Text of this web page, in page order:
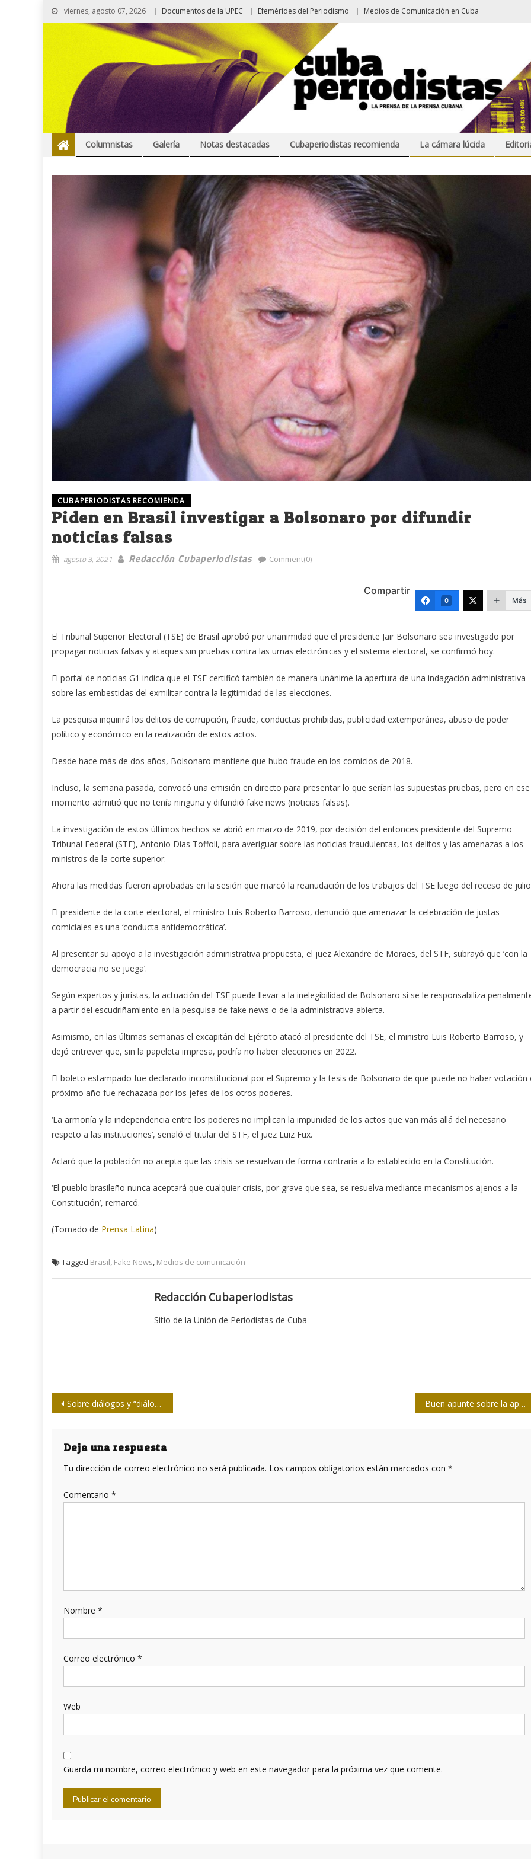
viernes, agosto 07, 2026 Documentos de la UPEC Efemérides del Periodismo Medios de Comunicación en Cuba
Columnistas Galería Notas destacadas Cubaperiodistas recomienda La cámara lúcida
CUBAPERIODISTAS RECOMIENDA
Piden en Brasil investigar a Bolsonaro por difundir
noticias falsas
agosto 3, 2021 Redacción Cubaperiodistas Comment(0)
Compartir
0 Más
El Tribunal Superior Electoral (TSE) de Brasil aprobó por unanimidad que el presidente Jair Bolsonaro sea investigado por
propagar noticias falsas y ataques sin pruebas contra las urnas electrónicas y el sistema electoral, se confirmó hoy.
El portal de noticias G1 indica que el TSE certificó también de manera unánime la apertura de una indagación administrativa
sobre las embestidas del exmilitar contra la legitimidad de las elecciones.
La pesquisa inquirirá los delitos de corrupción, fraude, conductas prohibidas, publicidad extemporánea, abuso de poder
político y económico en la realización de estos actos.
Desde hace más de dos años, Bolsonaro mantiene que hubo fraude en los comicios de 2018.
Incluso, la semana pasada, convocó una emisión en directo para presentar lo que serían las supuestas pruebas, pero en ese
momento admitió que no tenía ninguna y difundió fake news (noticias falsas).
La investigación de estos últimos hechos se abrió en marzo de 2019, por decisión del entonces presidente del Supremo
Tribunal Federal (STF), Antonio Dias Toffoli, para averiguar sobre las noticias fraudulentas, los delitos y las amenazas a los
ministros de la corte superior.
Ahora las medidas fueron aprobadas en la sesión que marcó la reanudación de los trabajos del TSE luego del receso de
El presidente de la corte electoral, el ministro Luis Roberto Barroso, denunció que amenazar la celebración de justas
comiciales es una ‘conducta antidemocrática’.
Al presentar su apoyo a la investigación administrativa propuesta, el juez Alexandre de Moraes, del STF, subrayó que ‘con la
democracia no se juega’.
Según expertos y juristas, la actuación del TSE puede llevar a la inelegibilidad de Bolsonaro si se le responsabiliza
a partir del escudriñamiento en la pesquisa de fake news o de la administrativa abierta.
Asimismo, en las últimas semanas el excapitán del Ejército atacó al presidente del TSE, el ministro Luis Roberto Barroso, y
dejó entrever que, sin la papeleta impresa, podría no haber elecciones en 2022.
El boleto estampado fue declarado inconstitucional por el Supremo y la tesis de Bolsonaro de que puede no haber votación
próximo año fue rechazada por los jefes de los otros poderes.
‘La armonía y la independencia entre los poderes no implican la impunidad de los actos que van más allá del necesario
respeto a las instituciones’, señaló el titular del STF, el juez Luiz Fux.
Aclaró que la población no acepta que las crisis se resuelvan de forma contraria a lo establecido en la Constitución.
‘El pueblo brasileño nunca aceptará que cualquier crisis, por grave que sea, se resuelva mediante mecanismos ajenos a la
Constitución’, remarcó.
(Tomado de Prensa Latina)
Tagged Brasil, Fake News, Medios de comunicación
Redacción Cubaperiodistas
Sitio de la Unión de Periodistas de Cuba
Navegación
entradas
Sobre diálogos y “diálogos” Buen apunte sobre la aplicación ZunZuneo pagada por USAID
Deja una respuesta
Tu dirección de correo electrónico no será publicada. Los campos obligatorios están marcados con *
Comentario *
Nombre *
Correo electrónico *
Web
Guarda mi nombre, correo electrónico y web en este navegador para la próxima vez que comente.